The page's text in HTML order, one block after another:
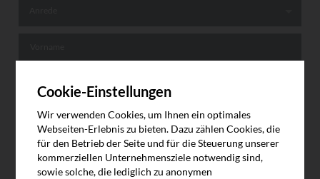
Nachname
Firma
E-Mail *
Cookie-Einstellungen
Wir verwenden Cookies, um Ihnen ein optimales
Webseiten-Erlebnis zu bieten. Dazu zählen Cookies, die
für den Betrieb der Seite und für die Steuerung unserer
kommerziellen Unternehmensziele notwendig sind,
sowie solche, die lediglich zu anonymen